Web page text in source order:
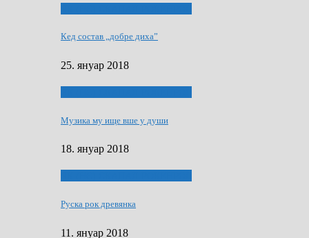
Кед состав „добре диха”
25. януар 2018
Музика му ище вше у души
18. януар 2018
Руска рок древянка
11. януар 2018